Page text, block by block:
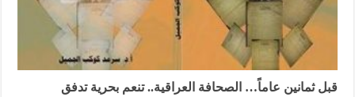
قبل ثمانين عاماً… الصحافة العراقية.. تنعم بحرية تدفق